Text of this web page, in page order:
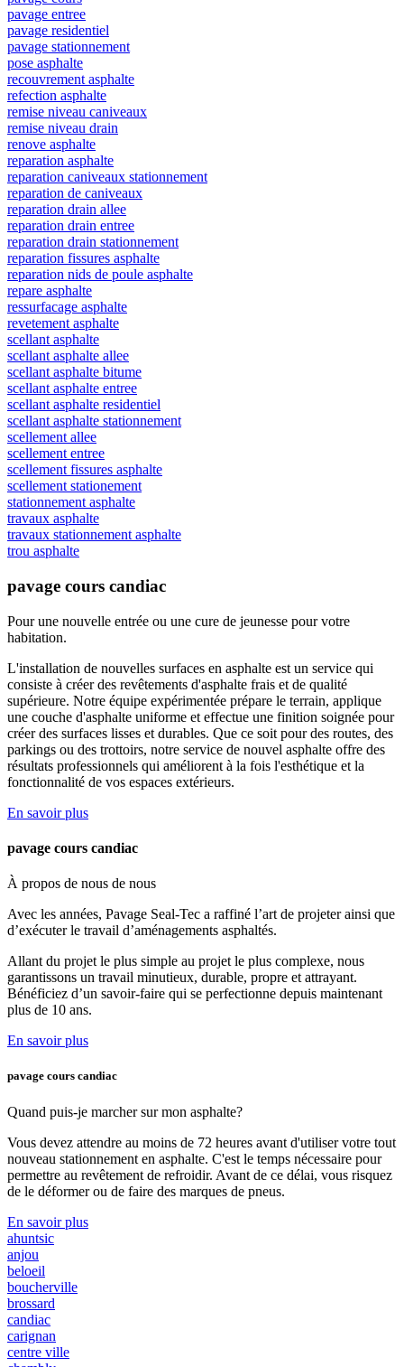
pavage entree
pavage residentiel
pavage stationnement
pose asphalte
recouvrement asphalte
refection asphalte
remise niveau caniveaux
remise niveau drain
renove asphalte
reparation asphalte
reparation caniveaux stationnement
reparation de caniveaux
reparation drain allee
reparation drain entree
reparation drain stationnement
reparation fissures asphalte
reparation nids de poule asphalte
repare asphalte
ressurfacage asphalte
revetement asphalte
scellant asphalte
scellant asphalte allee
scellant asphalte bitume
scellant asphalte entree
scellant asphalte residentiel
scellant asphalte stationnement
scellement allee
scellement entree
scellement fissures asphalte
scellement stationement
stationnement asphalte
travaux asphalte
travaux stationnement asphalte
trou asphalte
pavage cours candiac
Pour une nouvelle entrée ou une cure de jeunesse pour votre
habitation.
L'installation de nouvelles surfaces en asphalte est un service qui
consiste à créer des revêtements d'asphalte frais et de qualité
supérieure. Notre équipe expérimentée prépare le terrain, applique
une couche d'asphalte uniforme et effectue une finition soignée pour
créer des surfaces lisses et durables. Que ce soit pour des routes, des
parkings ou des trottoirs, notre service de nouvel asphalte offre des
résultats professionnels qui améliorent à la fois l'esthétique et la
fonctionnalité de vos espaces extérieurs.
En savoir plus
pavage cours candiac
À propos de nous de nous
Avec les années, Pavage Seal-Tec a raffiné l’art de projeter ainsi que
d’exécuter le travail d’aménagements asphaltés.
Allant du projet le plus simple au projet le plus complexe, nous
garantissons un travail minutieux, durable, propre et attrayant.
Bénéficiez d’un savoir-faire qui se perfectionne depuis maintenant
plus de 10 ans.
En savoir plus
pavage cours candiac
Quand puis-je marchersur mon asphalte?
Vous devez attendre au moins de 72 heures avant d'utiliser votre tout
nouveau stationnement en asphalte. C'est le temps nécessaire pour
permettre au revêtement de refroidir. Avant de ce délai, vous risquez
de le déformer ou de faire des marques de pneus.
En savoir plus
ahuntsic
anjou
beloeil
boucherville
brossard
candiac
carignan
centre ville